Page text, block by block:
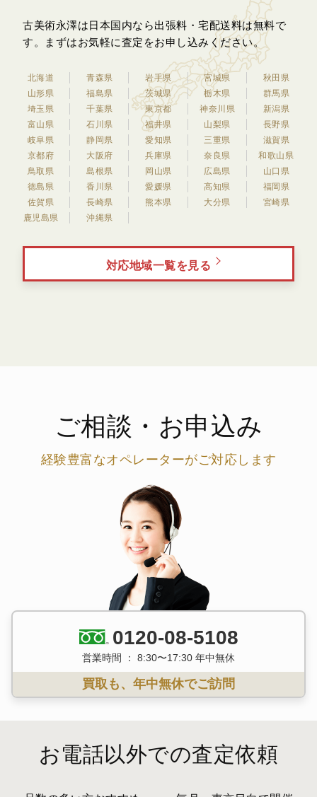
古美術永澤は日本国内なら出張料・宅配送料は無料で
す。
まずはお気軽に査定をお申し込みください。
北海道 青森県 岩手県 宮城県
秋田県
山形県
福島県 茨城県 栃木県
群馬県
埼玉県
千葉県 東京都 神奈川県
新潟県
富山県
石川県 福井県 山梨県
長野県
岐阜県
静岡県 愛知県 三重県
滋賀県
京都府
大阪府 兵庫県 奈良県
和歌山県
鳥取県
島根県 岡山県 広島県
山口県
徳島県
香川県 愛媛県 高知県
福岡県
佐賀県
長崎県 熊本県 大分県
宮崎県
鹿児島県
沖縄県
対応地域一覧を見る
ご相談・お申込み
経験豊富なオペレーターがご対応します
0120-08-5108
営業時間 ： 8:30〜17:30 年中無休
買取も、年中無休でご訪問
お電話以外での査定依頼